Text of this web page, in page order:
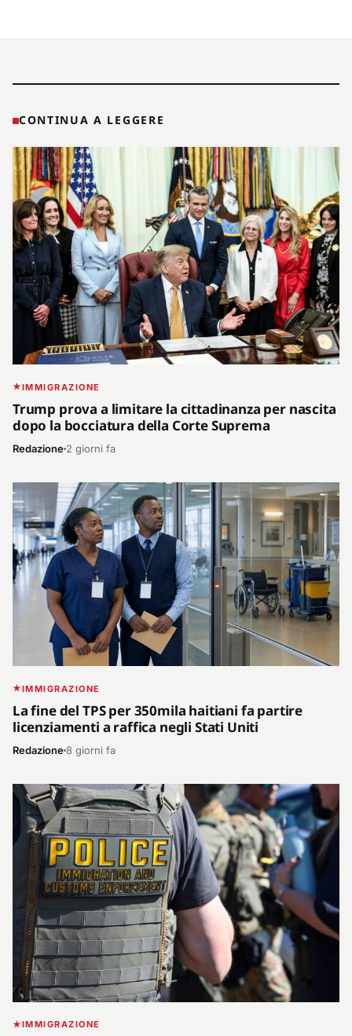
CONTINUA A LEGGERE
IMMIGRAZIONE
Trump prova a limitare la cittadinanza per nascita
dopo la bocciatura della Corte Suprema
Redazione 2 giorni fa
IMMIGRAZIONE
La fine del TPS per 350mila haitiani fa partire
licenziamenti a raffica negli Stati Uniti
Redazione8 giorni fa
IMMIGRAZIONE